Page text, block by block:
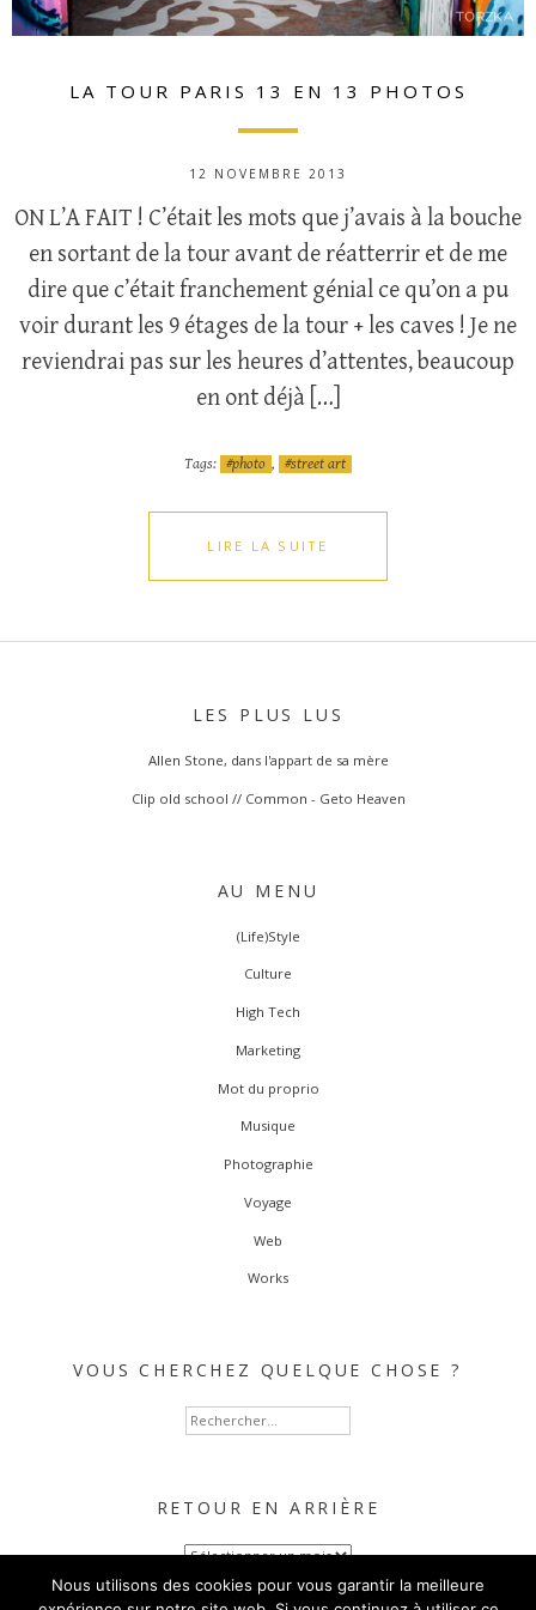
LA TOUR PARIS 13 EN 13 PHOTOS
12 NOVEMBRE 2013
ON L’A FAIT ! C’était les mots que j’avais à la bouche
en sortant de la tour avant de réatterrir et de me
dire que c’était franchement génial ce qu’on a pu
voir durant les 9 étages de la tour + les caves ! Je ne
reviendrai pas sur les heures d’attentes, beaucoup
en ont déjà […]
Tags: photo , street art
LIRE LA SUITE
LES PLUS LUS
Allen Stone, dans l'appart de sa mère
Clip old school // Common - Geto Heaven
AU MENU
(Life)Style
Culture
High Tech
Marketing
Mot du proprio
Musique
Photographie
Voyage
Web
Works
VOUS CHERCHEZ QUELQUE CHOSE ?
Rechercher :
RETOUR EN ARRIÈRE
Retour
arrière
Nous utilisons des cookies pour vous garantir la meilleure